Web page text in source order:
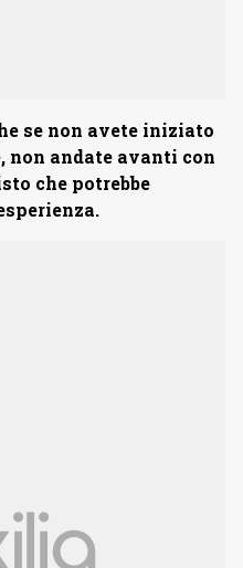
se non avete iniziato
non andate avanti con
che potrebbe